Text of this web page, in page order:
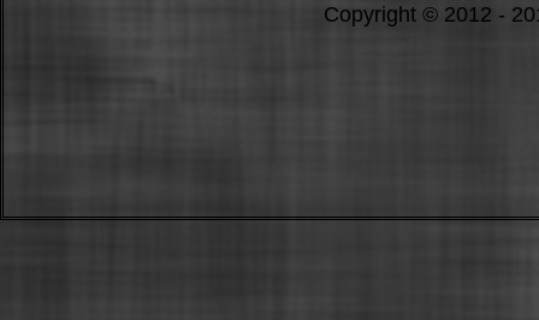
Copyright © 2012 -